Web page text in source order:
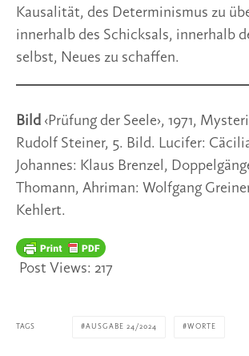
Kausalität, des Determinismus zu
innerhalb des Schicksals, innerhalb
selbst, Neues zu schaffen.
Bild ‹Prüfung der Seele›, 1971,
Rudolf Steiner, 5. Bild. Lucifer:
Johannes: Klaus Brenzel,
Thomann, Ahriman: Wolfgang
Kehlert.
Post Views: 217
TAGS AUSGABE 24/2024 WORTE